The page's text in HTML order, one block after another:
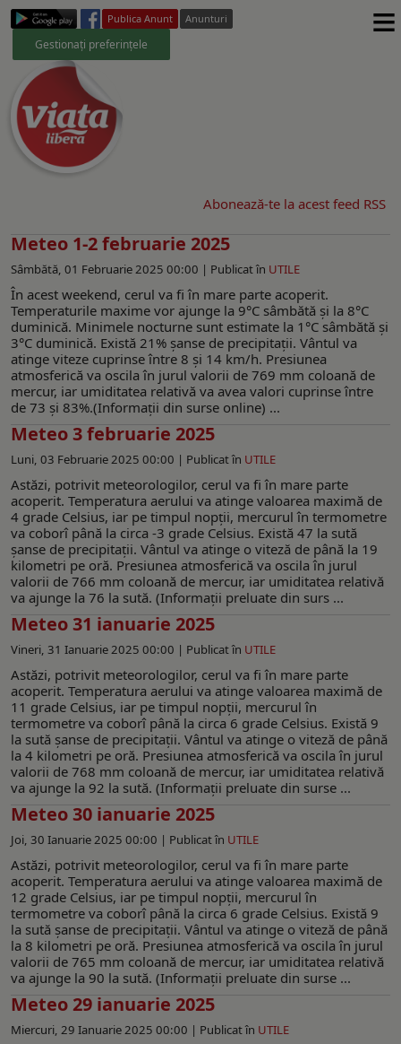
Publica Anunt Anunturi
Gestionați preferințele ≡
Abonează-te la acest feed RSS
Meteo 1-2 februarie 2025
Sâmbătă, 01 Februarie 2025 00:00 | Publicat în UTILE
În acest weekend, cerul va fi în mare parte acoperit.
Temperaturile maxime vor ajunge la 9°C sâmbătă și la 8°C
duminică. Minimele nocturne sunt estimate la 1°C sâmbătă și
3°C duminică. Există 21% șanse de precipitații. Vântul va
atinge viteze cuprinse între 8 și 14 km/h. Presiunea
atmosferică va oscila în jurul valorii de 769 mm coloană de
mercur, iar umiditatea relativă va avea valori cuprinse între
de 73 și 83%.(Informaţii din surse online) ...
Meteo 3 februarie 2025
Luni, 03 Februarie 2025 00:00 | Publicat în UTILE
Astăzi, potrivit meteorologilor, cerul va fi în mare parte
acoperit. Temperatura aerului va atinge valoarea maximă de
4 grade Celsius, iar pe timpul nopții, mercurul în termometre
va coborî până la circa -3 grade Celsius. Există 47 la sută
șanse de precipitații. Vântul va atinge o viteză de până la 19
kilometri pe oră. Presiunea atmosferică va oscila în jurul
valorii de 766 mm coloană de mercur, iar umiditatea relativă
va ajunge la 76 la sută. (Informaţii preluate din surs ...
Meteo 31 ianuarie 2025
Vineri, 31 Ianuarie 2025 00:00 | Publicat în UTILE
Astăzi, potrivit meteorologilor, cerul va fi în mare parte
acoperit. Temperatura aerului va atinge valoarea maximă de
11 grade Celsius, iar pe timpul nopții, mercurul în
termometre va coborî până la circa 6 grade Celsius. Există 9
la sută șanse de precipitații. Vântul va atinge o viteză de până
la 4 kilometri pe oră. Presiunea atmosferică va oscila în jurul
valorii de 768 mm coloană de mercur, iar umiditatea relativă
va ajunge la 92 la sută. (Informaţii preluate din surse ...
Meteo 30 ianuarie 2025
Joi, 30 Ianuarie 2025 00:00 | Publicat în UTILE
Astăzi, potrivit meteorologilor, cerul va fi în mare parte
acoperit. Temperatura aerului va atinge valoarea maximă de
12 grade Celsius, iar pe timpul nopții, mercurul în
termometre va coborî până la circa 6 grade Celsius. Există 9
la sută șanse de precipitații. Vântul va atinge o viteză de până
la 8 kilometri pe oră. Presiunea atmosferică va oscila în jurul
valorii de 765 mm coloană de mercur, iar umiditatea relativă
va ajunge la 90 la sută. (Informaţii preluate din surse ...
Meteo 29 ianuarie 2025
Miercuri, 29 Ianuarie 2025 00:00 | Publicat în UTILE